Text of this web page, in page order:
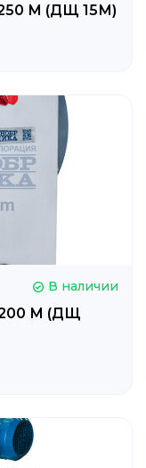
М (ДЩ 15М)
В наличии
М (ДЩ